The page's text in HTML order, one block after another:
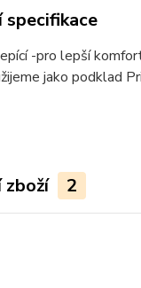
-pro lepší
jako podklad
zboží 2